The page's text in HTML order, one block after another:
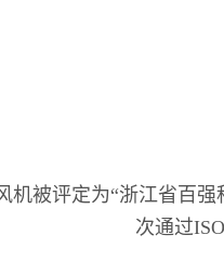
机被评定为“浙江省百强
次通过